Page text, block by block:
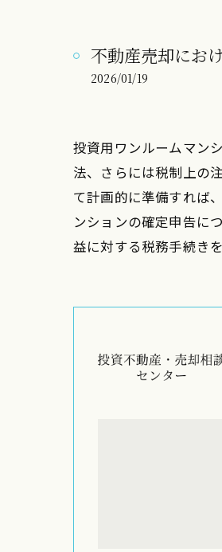
不動産売却にお
2026/01/19
投資用ワンルームマン
法、さらには税制上の
て計画的に準備すれば
ンションの確定申告に
益に対する税務手続き